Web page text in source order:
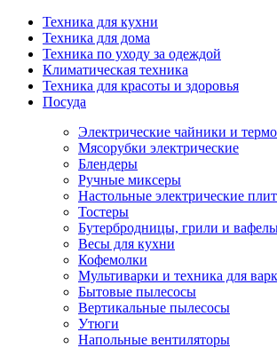
Техника для кухни
Техника для дома
Техника по уходу за одеждой
Климатическая техника
Техника для красоты и здоровья
Посуда
Электрические чайники и
Мясорубки электрические
Блендеры
Ручные миксеры
Настольные электрические
Тостеры
Бутербродницы, грили и
Весы для кухни
Кофемолки
Мультиварки и техника для
Бытовые пылесосы
Вертикальные пылесосы
Утюги
Напольные вентиляторы